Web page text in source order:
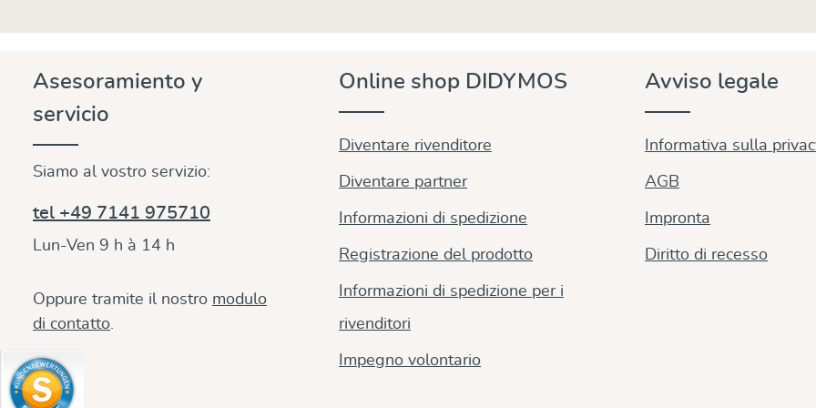
Asesoramiento y
servicio
Siamo al vostro servizio:
tel +49 7141 975710
Lun-Ven 9 h à 14 h
Oppure tramite il nostro modulo
di contatto.
Online shop DIDYMOS
Diventare rivenditore
Diventare partner
Informazioni di spedizione
Registrazione del prodotto
Informazioni di spedizione per i
rivenditori
Impegno volontario
Avviso legale
Informativa sulla
AGB
Impronta
Diritto di recesso